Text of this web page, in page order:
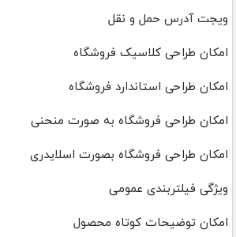
ویجت آدرس حمل و نقل
امکان طراحی کلاسیک فروشگاه
امکان طراحی استاندارد فروشگاه
امکان طراحی فروشگاه به صورت منحنی
امکان طراحی فروشگاه بصورت اسلایدری
ویژگی فیلتربندی عمومی
امکان توضیحات کوتاه محصول